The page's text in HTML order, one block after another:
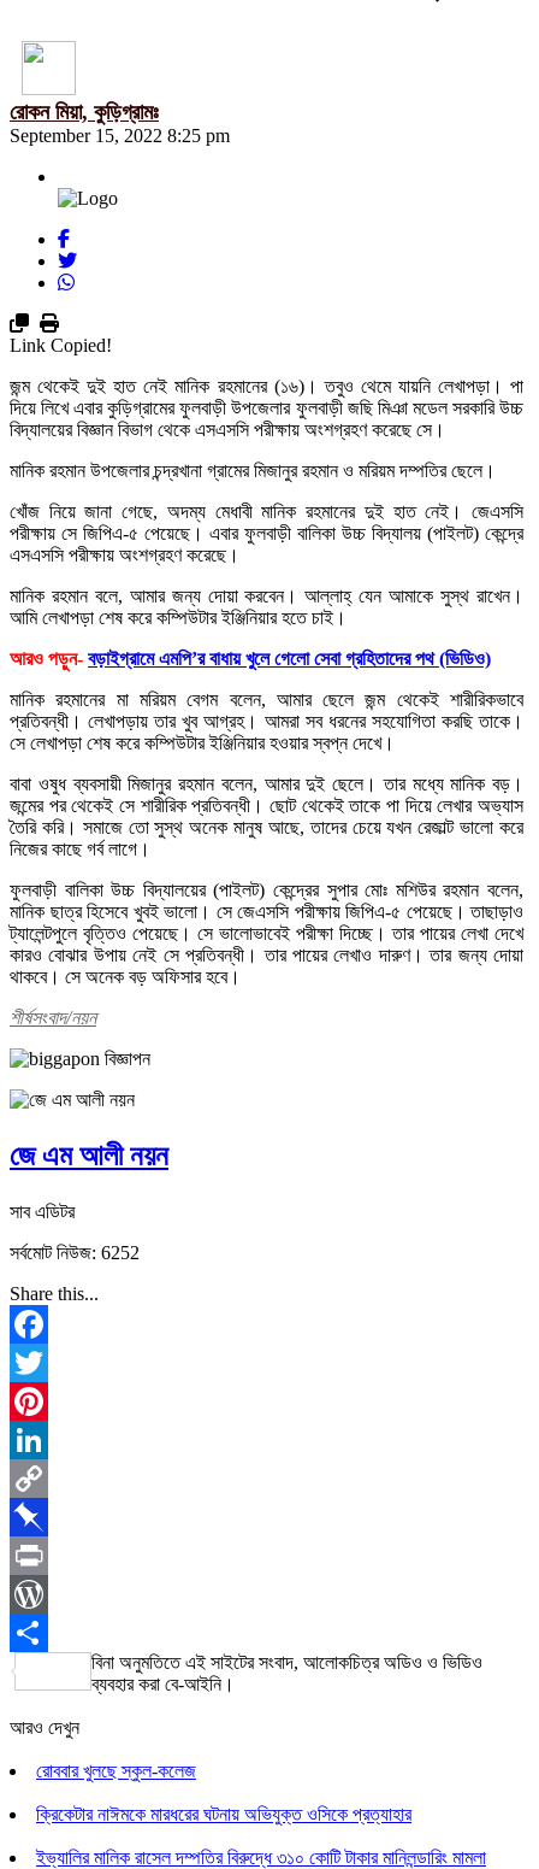
রোকন মিয়া, কুড়িগ্রামঃ
September 15, 2022 8:25 pm
Link Copied!
জন্ম থেকেই দুই হাত নেই মানিক রহমানের (১৬)। তবুও থেমে যায়নি লেখাপড়া। পা
দিয়ে লিখে এবার কুড়িগ্রামের ফুলবাড়ী উপজেলার ফুলবাড়ী জছি মিঞা মডেল সরকারি উচ্চ
বিদ্যালয়ের বিজ্ঞান বিভাগ থেকে এসএসসি পরীক্ষায় অংশগ্রহণ করেছে সে।
মানিক রহমান উপজেলার চন্দ্রখানা গ্রামের মিজানুর রহমান ও মরিয়ম দম্পতির ছেলে।
খোঁজ নিয়ে জানা গেছে, অদম্য মেধাবী মানিক রহমানের দুই হাত নেই। জেএসসি
পরীক্ষায় সে জিপিএ-৫ পেয়েছে। এবার ফুলবাড়ী বালিকা উচ্চ বিদ্যালয় (পাইলট) কেন্দ্রে
এসএসসি পরীক্ষায় অংশগ্রহণ করেছে।
মানিক রহমান বলে, আমার জন্য দোয়া করবেন। আল্লাহ্ যেন আমাকে সুস্থ রাখেন।
আমি লেখাপড়া শেষ করে কম্পিউটার ইঞ্জিনিয়ার হতে চাই।
আরও পড়ুন- বড়াইগ্রামে এমপি’র বাধায় খুলে গেলো সেবা গ্রহিতাদের পথ (ভিডিও)
মানিক রহমানের মা মরিয়ম বেগম বলেন, আমার ছেলে জন্ম থেকেই শারীরিকভাবে
প্রতিবন্ধী। লেখাপড়ায় তার খুব আগ্রহ। আমরা সব ধরনের সহযোগিতা করছি তাকে।
সে লেখাপড়া শেষ করে কম্পিউটার ইঞ্জিনিয়ার হওয়ার স্বপ্ন দেখে।
বাবা ওষুধ ব্যবসায়ী মিজানুর রহমান বলেন, আমার দুই ছেলে। তার মধ্যে মানিক বড়।
জন্মের পর থেকেই সে শারীরিক প্রতিবন্ধী। ছোট থেকেই তাকে পা দিয়ে লেখার অভ্যাস
তৈরি করি। সমাজে তো সুস্থ অনেক মানুষ আছে, তাদের চেয়ে যখন রেজাল্ট ভালো করে
নিজের কাছে গর্ব লাগে।
ফুলবাড়ী বালিকা উচ্চ বিদ্যালয়ের (পাইলট) কেন্দ্রের সুপার মোঃ মশিউর রহমান বলেন,
মানিক ছাত্র হিসেবে খুবই ভালো। সে জেএসসি পরীক্ষায় জিপিএ-৫ পেয়েছে। তাছাড়াও
ট্যালেন্টপুলে বৃত্তিও পেয়েছে। সে ভালোভাবেই পরীক্ষা দিচ্ছে। তার পায়ের লেখা দেখে
কারও বোঝার উপায় নেই সে প্রতিবন্ধী। তার পায়ের লেখাও দারুণ। তার জন্য দোয়া
থাকবে। সে অনেক বড় অফিসার হবে।
শীর্ষসংবাদ/নয়ন
জে এম আলী নয়ন
সাব এডিটর
সর্বমোট নিউজ: 6252
Share this...
Facebook
Twitter
Pinterest
LinkedIn
Copy
Link
Pinboard
Print
WordPress
Share
বিনা অনুমতিতে এই সাইটের সংবাদ, আলোকচিত্র অডিও ও ভিডিও
ব্যবহার করা বে-আইনি।
আরও দেখুন
রোববার খুলছে স্কুল-কলেজ
ক্রিকেটার নাঈমকে মারধরের ঘটনায় অভিযুক্ত ওসিকে প্রত্যাহার
ইভ্যালির মালিক রাসেল দম্পতির বিরুদ্ধে ৩১০ কোটি টাকার মানিলন্ডারিং মামলা